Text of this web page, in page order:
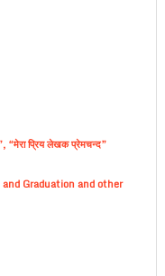
प्रिय लेखक प्रेमचन्द”
Graduation and other